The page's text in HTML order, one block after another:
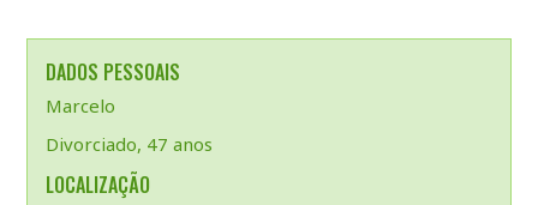
DADOS PESSOAIS
Marcelo
Divorciado, 47 anos
LOCALIZAÇÃO